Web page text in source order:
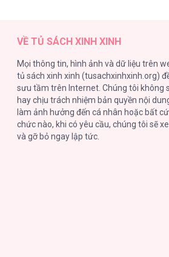
VỀ TỦ SÁCH XINH XINH
Mọi thông tin, hình ảnh và dữ liệu trên
tủ sách xinh xinh (tusachxinhxinh.org)
sưu tầm trên Internet. Chúng tôi không
hay chịu trách nhiệm bản quyền nội
làm ảnh hưởng đến cá nhân hoặc bất
chức nào, khi có yêu cầu, chúng tôi sẽ
và gỡ bỏ ngay lập tức.